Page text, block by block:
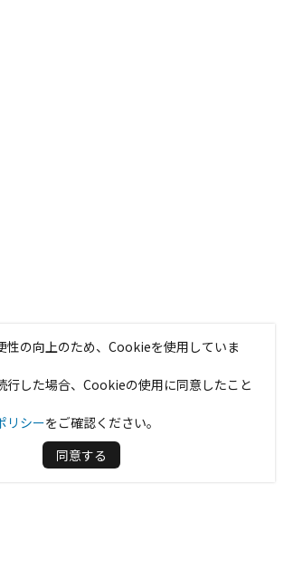
性の向上のため、Cookieを使用していま
行した場合、Cookieの使用に同意したこと
リシーをご確認ください。
同意する